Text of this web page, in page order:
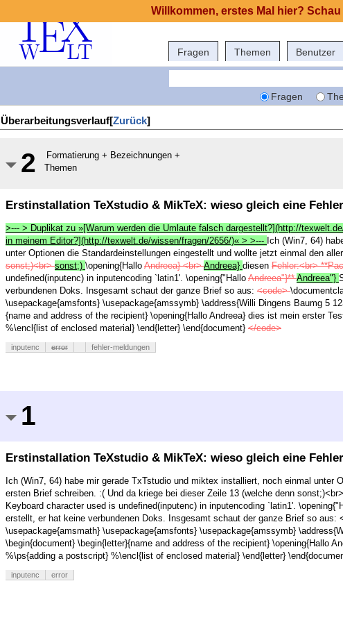
Fragen Themen Benutzer
Fragen
Überarbeitungsverlauf[Zurück]
2
Formatierung + Bezeichnungen +
Themen
Erstinstallation TeXstudio & MikTeX: wieso gleich eine
>--- > Duplikat zu »[Warum werden die Umlaute falsch dargestellt?](http://
in meinem Editor?](http://texwelt.de/wissen/fragen/2656/)« > >--- Ich (Win7, 64)
unter Optionen die Standardeinstellungen eingestellt und wollte jetzt einmal den
sonst;)<br>sonst;) \opening{Hallo Andreea} <br>Andreea} diesen Fehler:<br>
undefined(inputenc) in inputencoding `latin1'. \opening{"Hallo Andreea"}**Andreea"}
verbundenen Doks. Insgesamt schaut der ganze Brief so aus: <code>
\usepackage{amsfonts} \usepackage{amssymb} \address{Willi Dingens Baumg 5
{name and address of the recipient} \opening{Hallo Andreea} dies ist mein erster
%\encl{list of enclosed material} \end{letter} \end{document} </code>
inputenc error fehler-meldungen
1
Erstinstallation TeXstudio & MikTeX: wieso gleich eine
Ich (Win7, 64) habe mir gerade TxTstudio und miktex installiert, noch einmal
ersten Brief schreiben. :( Und da kriege bei dieser Zeile 13 (welche denn
Keyboard character used is undefined(inputenc) in inputencoding `latin1'.
erstellt, er hat keine verbundenen Doks. Insgesamt schaut der ganze Brief so
\usepackage{amsmath} \usepackage{amsfonts} \usepackage{amssymb}
\begin{document} \begin{letter}{name and address of the recipient} \opening{Hallo
%\ps{adding a postscript} %\encl{list of enclosed material} \end{letter}
inputenc error
Willkommen, erstes Mal hier?